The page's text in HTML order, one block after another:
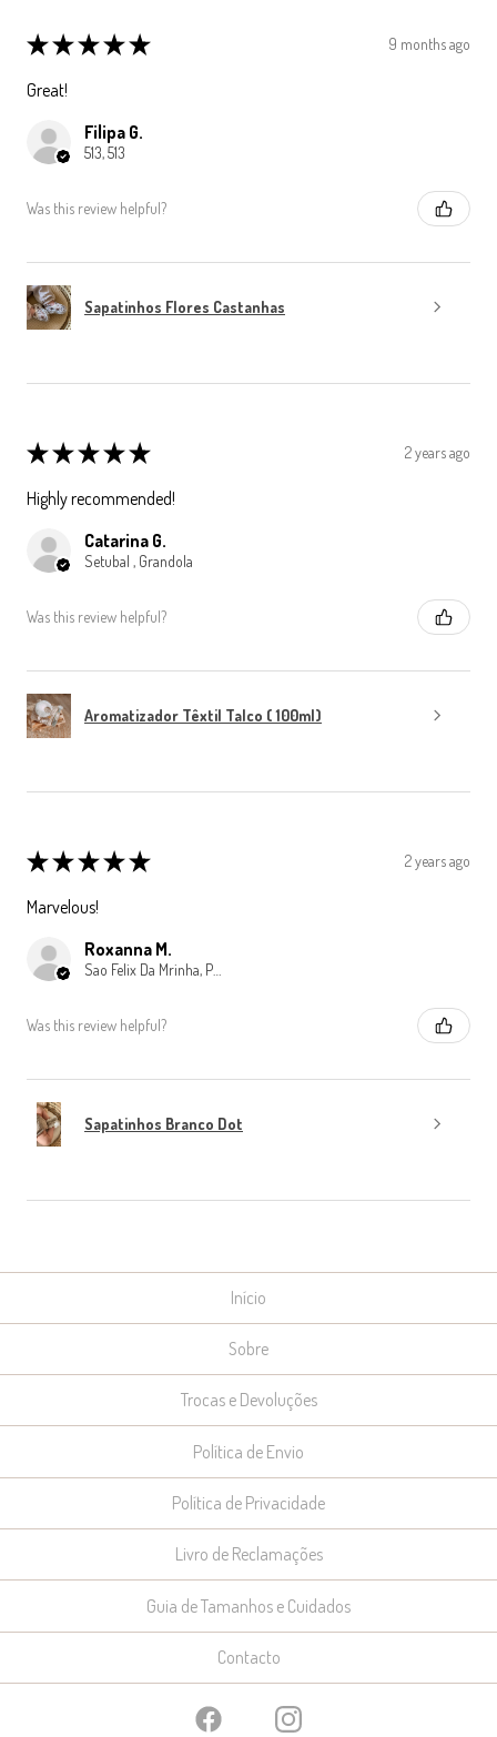
★★★★★ 9 months ago
Great!
Filipa G.
513, 513
Was this review helpful?
Sapatinhos Flores Castanhas
★★★★★ 2 years ago
Highly recommended!
Catarina G.
Setubal , Grandola
Was this review helpful?
Aromatizador Têxtil Talco ( 100ml)
★★★★★ 2 years ago
Marvelous!
Roxanna M.
Was this review helpful?
Sapatinhos Branco Dot
Início
Sobre
Trocas e Devoluções
Política de Envio
Política de Privacidade
Livro de Reclamações
Guia de Tamanhos e Cuidados
Contacto